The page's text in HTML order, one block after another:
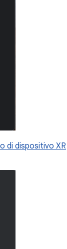
di dispositivo XR